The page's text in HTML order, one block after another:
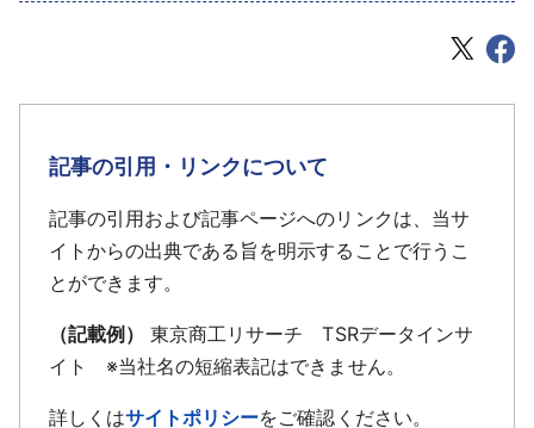
記事の引用・リンクについて
記事の引用および記事ページへのリンクは、当サ
イトからの出典である旨を明示することで行うこ
とができます。
（記載例）
東京商工リサーチ TSRデータインサ
イト ※当社名の短縮表記はできません。
詳しくはサイトポリシーをご確認ください。